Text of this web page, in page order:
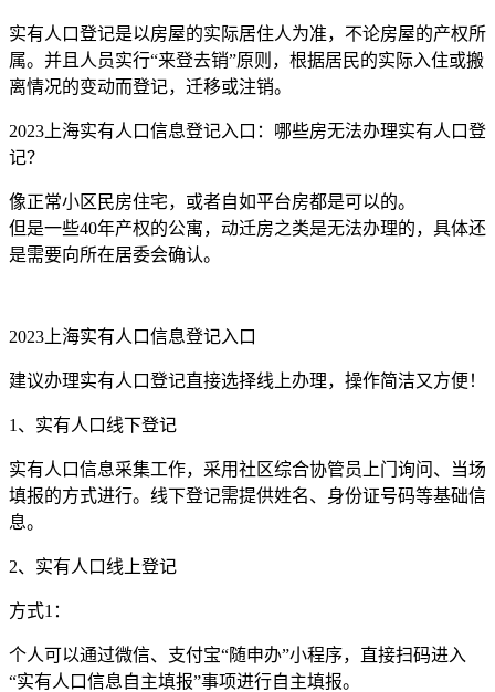
实有人口登记是以房屋的实际居住人为准，不论房屋的产权所
属。并且人员实行“来登去销”原则，根据居民的实际入住或搬
离情况的变动而登记，迁移或注销。
2023上海实有人口信息登记入口：哪些房无法办理实有人口登
记？
像正常小区民房住宅，或者自如平台房都是可以的。
但是一些40年产权的公寓，动迁房之类是无法办理的，具体还
是需要向所在居委会确认。
2023上海实有人口信息登记入口
建议办理实有人口登记直接选择线上办理，操作简洁又方便！
1、实有人口线下登记
实有人口信息采集工作，采用社区综合协管员上门询问、当场
填报的方式进行。线下登记需提供姓名、身份证号码等基础信
息。
2、实有人口线上登记
方式1：
个人可以通过微信、支付宝“随申办”小程序，直接扫码进入
“实有人口信息自主填报”事项进行自主填报。